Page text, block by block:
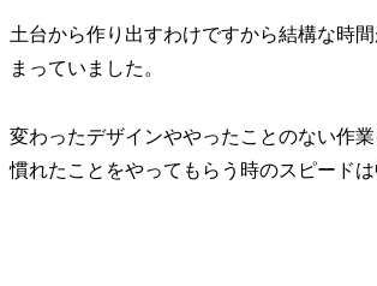
土台から作り出すわけですから結構な時
まっていました。
変わったデザインややったことのない作
慣れたことをやってもらう時のスピードは